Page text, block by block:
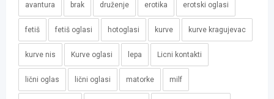
avantura brak druženje erotika erotski oglasi
fetiš fetiš oglasi hotoglasi kurve kurve kragujevac
kurve nis Kurve oglasi lepa Licni kontakti
lični oglas lični oglasi matorke milf